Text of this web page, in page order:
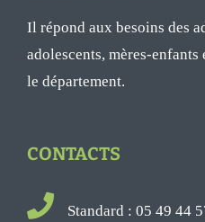
Il répond aux besoins des
adolescents, mères-enfants
le département.
CONTACTS
Standard : 05 49 44